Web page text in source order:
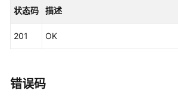
息
状态码 描述
201 OK
错误码